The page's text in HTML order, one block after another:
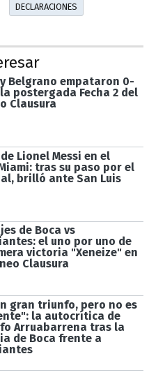
DECLARACIONES
Belgrano empataron 0-
postergada Fecha 2 del
Clausura
Lionel Messi en el
tras su paso por el
brilló ante San Luis
de Boca vs
el uno por uno de
victoria "Xeneize" en
Clausura
gran triunfo, pero no es
la autocrítica de
Arruabarrena tras la
de Boca frente a